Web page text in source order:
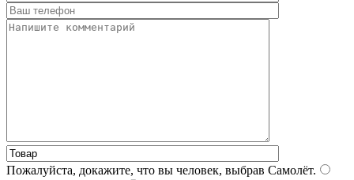
Пожалуйста, докажите, что вы человек, выбрав Самолёт.